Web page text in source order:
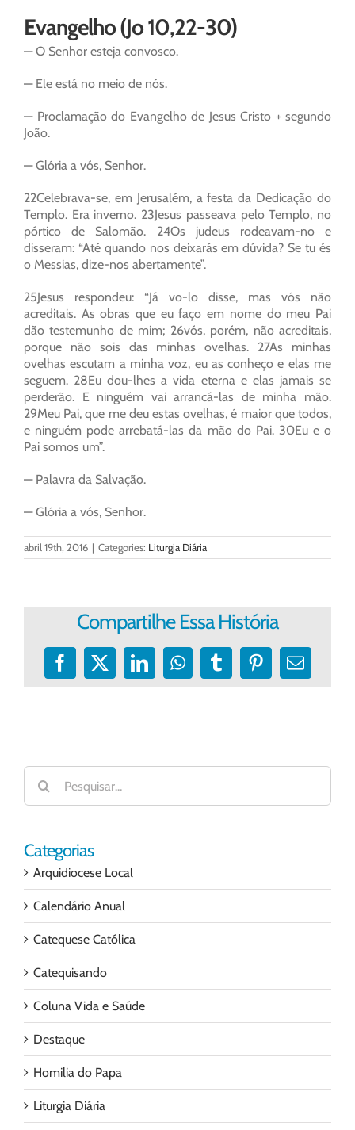
Evangelho (Jo 10,22-30)
— O Senhor esteja convosco.
— Ele está no meio de nós.
— Proclamação do Evangelho de Jesus Cristo + segundo
João.
— Glória a vós, Senhor.
22Celebrava-se, em Jerusalém, a festa da Dedicação do
Templo. Era inverno. 23Jesus passeava pelo Templo, no
pórtico de Salomão. 24Os judeus rodeavam-no e
disseram: “Até quando nos deixarás em dúvida? Se tu és
o Messias, dize-nos abertamente”.
25Jesus respondeu: “Já vo-lo disse, mas vós não
acreditais. As obras que eu faço em nome do meu Pai
dão testemunho de mim; 26vós, porém, não acreditais,
porque não sois das minhas ovelhas. 27As minhas
ovelhas escutam a minha voz, eu as conheço e elas me
seguem. 28Eu dou-lhes a vida eterna e elas jamais se
perderão. E ninguém vai arrancá-las de minha mão.
29Meu Pai, que me deu estas ovelhas, é maior que todos,
e ninguém pode arrebatá-las da mão do Pai. 30Eu e o
Pai somos um”.
— Palavra da Salvação.
— Glória a vós, Senhor.
abril 19th, 2016 | Categories: Liturgia Diária
Compartilhe Essa História
Facebook
X LinkedInWhatsApp
TumblrPinterest
E-
Buscar
resultados
para:
Categorias
Arquidiocese Local
Calendário Anual
Catequese Católica
Catequisando
Coluna Vida e Saúde
Destaque
Homilia do Papa
Liturgia Diária